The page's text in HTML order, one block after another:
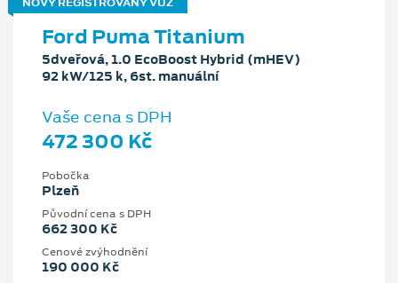
Ford Puma Titanium
5dveřová, 1.0 EcoBoost Hybrid (mHEV)
92 kW/125 k, 6st. manuální
Vaše cena s DPH
472 300 Kč
Pobočka
Plzeň
Původní cena s DPH
662 300 Kč
Cenové zvýhodnění
190 000 Kč